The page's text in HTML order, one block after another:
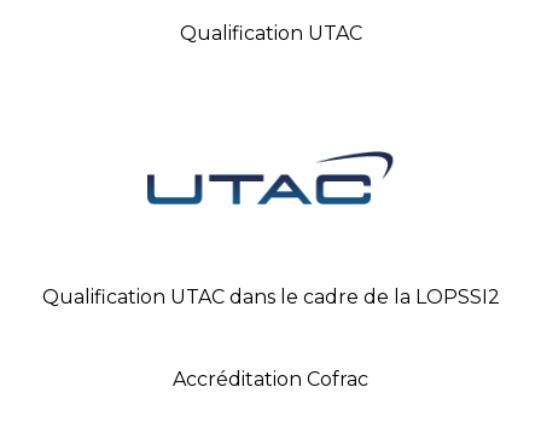
Qualification UTAC
Qualification UTAC dans le cadre de la LOPSSI2
Accréditation Cofrac